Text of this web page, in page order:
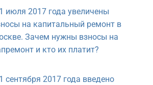
июля 2017 года увеличены
на капитальный ремонт в
Зачем нужны взносы на
и кто их платит?
сентября 2017 года введено